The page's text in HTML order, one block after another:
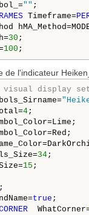
""
Timeframe=
30
100
de l'indicateur
display
4
34
15
true